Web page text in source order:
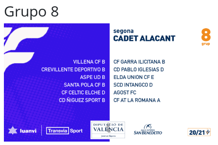
Grupo 8